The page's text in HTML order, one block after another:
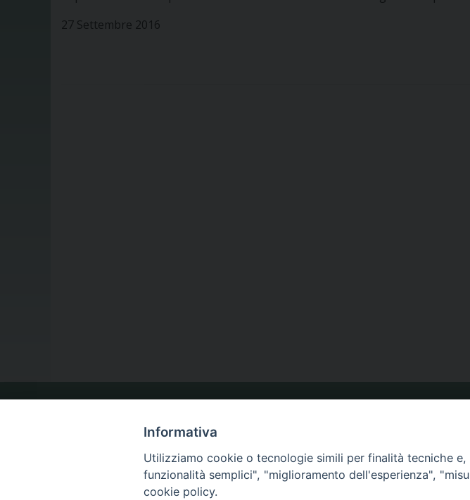
27 Settembre 2016
LA NOSTRA DIOCESI
IL VESCOVO
Informativa
Utilizziamo cookie o tecnologie simili per finalità tecniche
funzionalità semplici", "miglioramento dell'esperienza",
cookie policy.